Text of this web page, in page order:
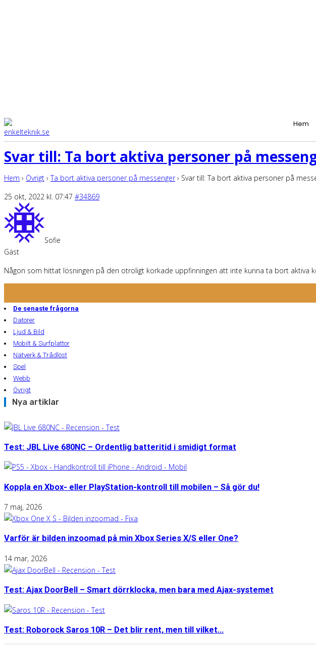
Hem
Svar till: Ta bort aktiva personer på
Hem › Övrigt › Ta bort aktiva personer på messenger › Svar till: Ta bort aktiva personer på
25 okt, 2022 kl. 07:47 #34869
Sofie
Gäst
Någon som hittat lösningen på den otroligt korkade uppfinningen att inte kunna ta bort aktiva
De senaste frågorna
Datorer
Ljud & Bild
Mobilt & Surfplattor
Nätverk & Trådlöst
Spel
Webb
Övrigt
Nya artiklar
Test: JBL Live 680NC – Ordentlig batteritid i smidigt format
Koppla en Xbox- eller PlayStation-kontroll till mobilen – Så gör du!
7 maj, 2026
Varför är bilden inzoomad på min Xbox Series X/S eller One?
14 mar, 2026
Test: Ajax DoorBell – Smart dörrklocka, men bara med Ajax-systemet
Test: Roborock Saros 10R – Det blir rent, men till vilket...